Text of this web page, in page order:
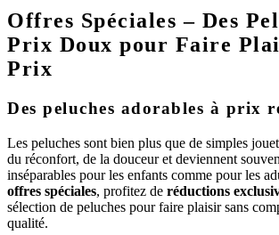
Offres Spéciales – Des
Prix Doux pour Faire
Prix
Des peluches adorables à prix
Les peluches sont bien plus que de simples
du réconfort, de la douceur et deviennent
inséparables pour les enfants comme pour les
offres spéciales, profitez de réductions
sélection de peluches pour faire plaisir sans
qualité.